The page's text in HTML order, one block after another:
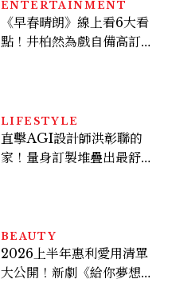
多大？
ENTERTAINMENT
《早春晴朗》線上看6大看
點！井柏然為戲自備高訂，
LIFESTYLE
直擊AGI設計師洪彰聯的
家！量身訂製堆疊出最舒適
BEAUTY
2026上半年惠利愛用清單
大公開！新劇《給你夢想》